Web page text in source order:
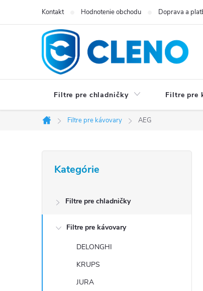
Kontakt Hodnotenie obchodu Doprava a
Filtre pre chladničky Filtre pre
Domov
Filtre pre kávovary AEG
n
kategórie
Kategórie
Filtre pre chladničky
Filtre pre kávovary
DELONGHI
KRUPS
JURA